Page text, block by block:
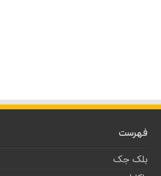
فهرست
بلک جک